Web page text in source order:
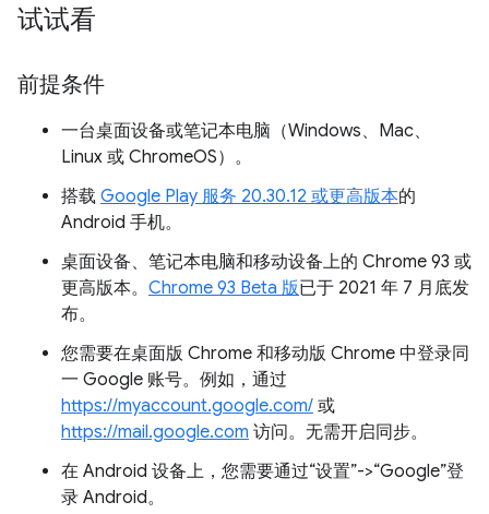
试试看
前提条件
一台桌面设备或笔记本电脑（Windows、Mac、
Linux 或 ChromeOS）。
搭载 Google Play 服务 20.30.12 或更高版本的
Android 手机。
桌面设备、笔记本电脑和移动设备上的 Chrome 93 或
更高版本。 Chrome 93 Beta 版已于 2021 年 7 月底发
布。
您需要在桌面版 Chrome 和移动版 Chrome 中登录同
一 Google 账号。例如，通过
https://myaccount.google.com/ 或
https://mail.google.com 访问。无需开启同步。
在 Android 设备上，您需要通过“设置”->“Google”登
录 Android。